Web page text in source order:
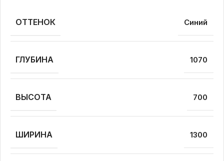
ОТТЕНОК Синий
ГЛУБИНА 1070
ВЫСОТА 700
ШИРИНА 1300